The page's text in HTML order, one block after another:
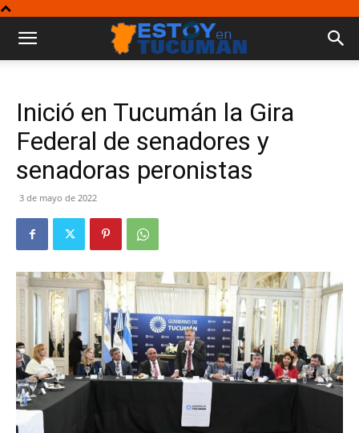
Inició en Tucumán la Gira
Federal de senadores y
senadoras peronistas
3 de mayo de 2022